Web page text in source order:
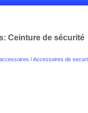
Ceinture de sécurité
/Accessoires de